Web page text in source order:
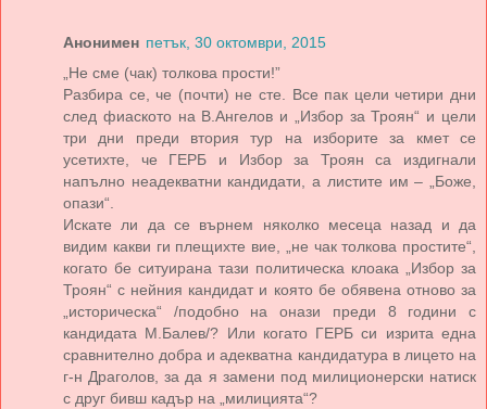
Анонимен петък, 30 октомври, 2015
„Не сме (чак) толкова прости!”
Разбира се, че (почти) не сте. Все пак цели четири дни
след фиаското на В.Ангелов и „Избор за Троян“ и цели
три дни преди втория тур на изборите за кмет се
усетихте, че ГЕРБ и Избор за Троян са издигнали
напълно неадекватни кандидати, а листите им – „Боже,
опази“.
Искате ли да се върнем няколко месеца назад и да
видим какви ги плещихте вие, „не чак толкова простите“,
когато бе ситуирана тази политическа клоака „Избор за
Троян“ с нейния кандидат и която бе обявена отново за
„историческа“ /подобно на онази преди 8 години с
кандидата М.Балев/? Или когато ГЕРБ си изрита една
сравнително добра и адекватна кандидатура в лицето на
г-н Драголов, за да я замени под милиционерски натиск
с друг бивш кадър на „милицията“?